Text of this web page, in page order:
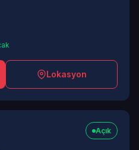
Lokasyon
Açık